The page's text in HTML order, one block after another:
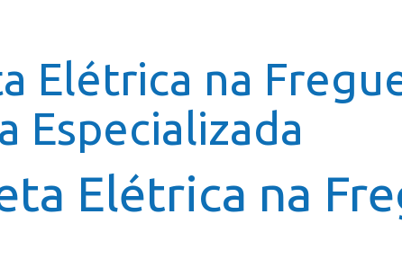
Elétrica na
Especializada
Elétrica na